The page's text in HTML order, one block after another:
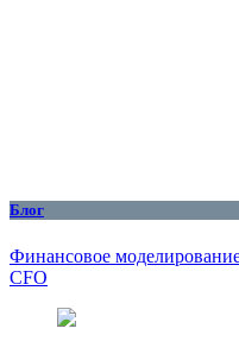
Блог
Финансовое
CFO